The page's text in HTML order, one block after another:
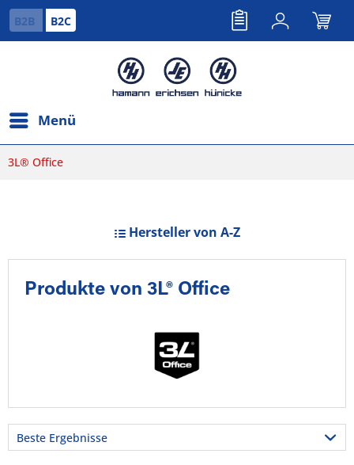
B2B B2C
Menü
3L® Office
Hersteller von A-Z
Produkte von 3L® Office